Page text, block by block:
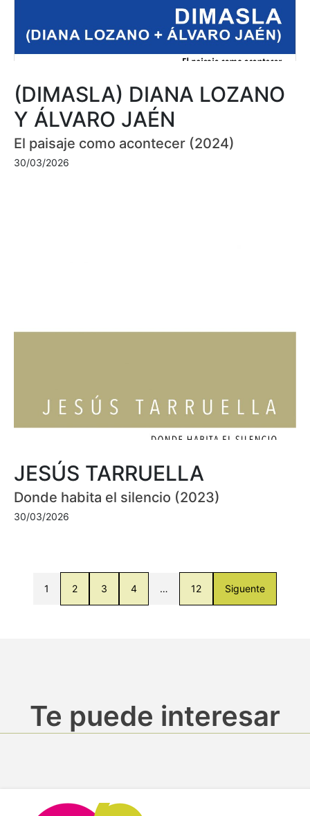
(DIMASLA) DIANA LOZANO
Y ÁLVARO JAÉN
El paisaje como acontecer (2024)
30/03/2026
JESÚS TARRUELLA
Donde habita el silencio (2023)
30/03/2026
1 2 3 4 … 12 Siguente
Te puede interesar